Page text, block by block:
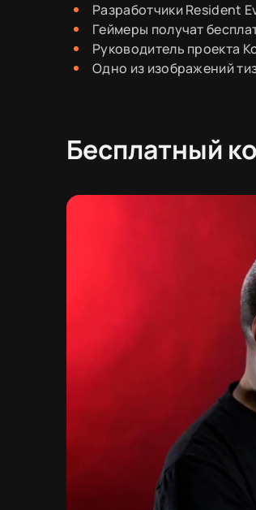
Разработчики Resident
Геймеры получат
Руководитель проекта
Одно из изображений
Бесплатный